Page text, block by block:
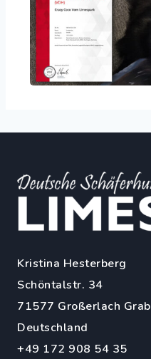
Kristina Hesterberg
Schöntalstr. 34
71577 Großerlach Grab
Deutschland
+49 172 908 54 35